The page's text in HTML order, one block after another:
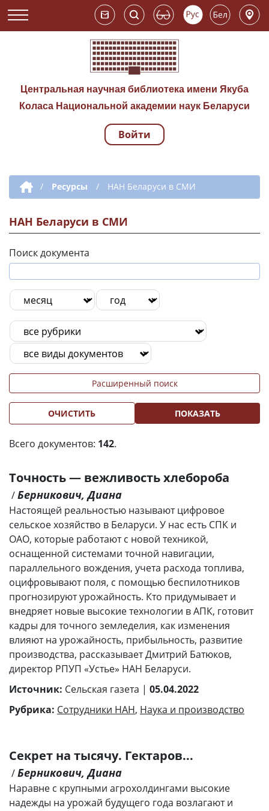
Центральная научная библиотека имени Якуба
Коласа Национальной академии наук Беларуси
Навигация по
Войти
Дополнительная навигация
/ Ресурсы / НАН Беларуси в СМИ
НАН Беларуси в СМИ
Поиск документа
Расширенный поиск
ОЧИСТИТЬ ПОКАЗАТЬ
Всего документов: 142.
Точность — вежливость хлебороба
/Берникович, Диана
Настоящей реальностью называют цифровое
сельское хозяйство в Беларуси. У нас есть СПК и
ОАО, которые работают с новой техникой,
оснащенной системами точной навигации,
параллельного вождения, учета расхода топлива,
оцифровывают поля, с помощью беспилотников
прогнозируют урожайность. Кто придумывает и
внедряет новые высокие технологии в АПК, готовит
кадры для точного земледелия, как изменения
влияют на урожайность, прибыльность, развитие
производства, рассказывает Дмитрий Батюков,
директор РПУП «Устье» НАН Беларуси.
Источник: Сельская газета | 05.04.2022
Рубрика: Сотрудники НАН, Наука и производство
Секрет на тысячу. Гектаров...
/Берникович, Диана
Наравне с крупными агрохолдингами высокие
надежды на урожай будущего года возлагают и